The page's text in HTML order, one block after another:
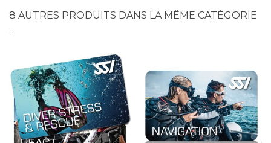
8 AUTRES PRODUITS DANS LA MÊME CATÉGORIE
: